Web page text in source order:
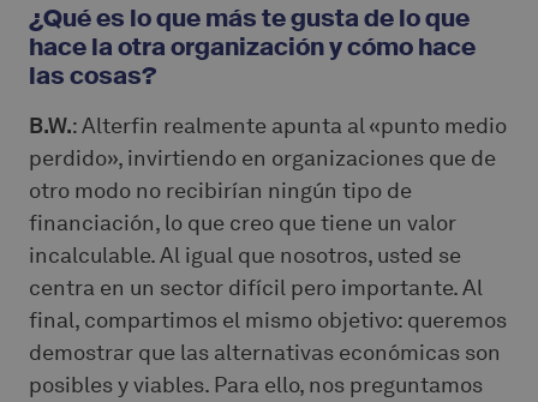
¿Qué es lo que más te gusta de lo que
hace la otra organización y cómo hace
las cosas?
B.W.: Alterfin realmente apunta al «punto medio
perdido», invirtiendo en organizaciones que de
otro modo no recibirían ningún tipo de
financiación, lo que creo que tiene un valor
incalculable. Al igual que nosotros, usted se
centra en un sector difícil pero importante. Al
final, compartimos el mismo objetivo: queremos
demostrar que las alternativas económicas son
posibles y viables. Para ello, nos preguntamos